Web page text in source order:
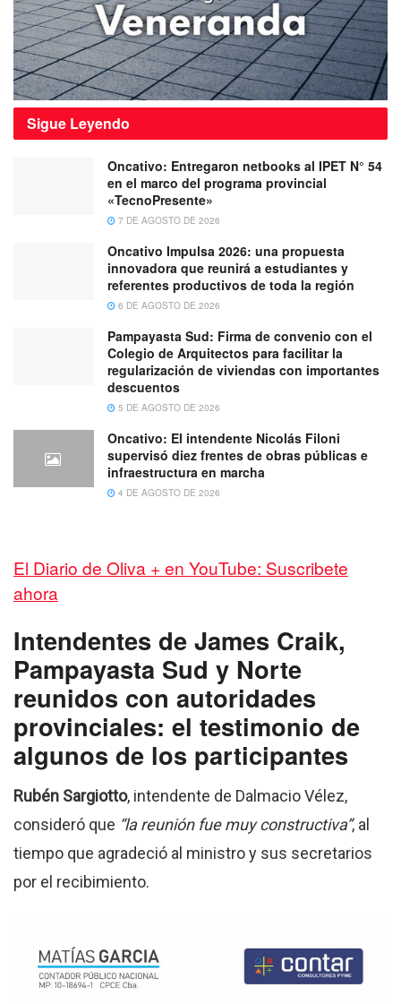
Sigue Leyendo
Oncativo: Entregaron netbooks al IPET N° 54
en el marco del programa provincial
«TecnoPresente»
7 DE AGOSTO DE 2026
Oncativo Impulsa 2026: una propuesta
innovadora que reunirá a estudiantes y
referentes productivos de toda la región
6 DE AGOSTO DE 2026
Pampayasta Sud: Firma de convenio con el
Colegio de Arquitectos para facilitar la
regularización de viviendas con importantes
descuentos
5 DE AGOSTO DE 2026
Oncativo: El intendente Nicolás Filoni
supervisó diez frentes de obras públicas e
infraestructura en marcha
4 DE AGOSTO DE 2026
El Diario de Oliva + en YouTube: Suscribete
ahora
Intendentes de James Craik,
Pampayasta Sud y Norte
reunidos con autoridades
provinciales: el testimonio de
algunos de los participantes
Rubén Sargiotto, intendente de Dalmacio Vélez,
consideró que “la reunión fue muy constructiva”, al
tiempo que agradeció al ministro y sus secretarios
por el recibimiento.